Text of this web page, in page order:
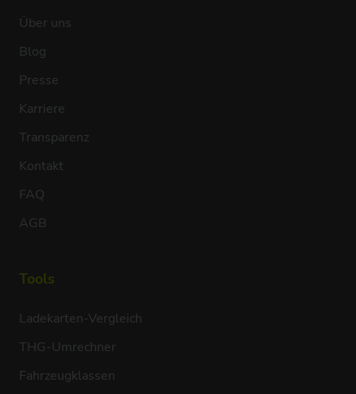
Über uns
Blog
Presse
Karriere
Transparenz
Kontakt
FAQ
AGB
Tools
Ladekarten-Vergleich
THG-Umrechner
Fahrzeugklassen